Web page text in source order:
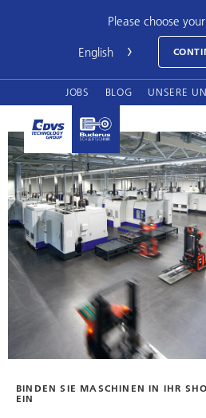
Please choose
JOBS BLOG UNSERE
BINDEN SIE MASCHINEN IN IHR
EIN